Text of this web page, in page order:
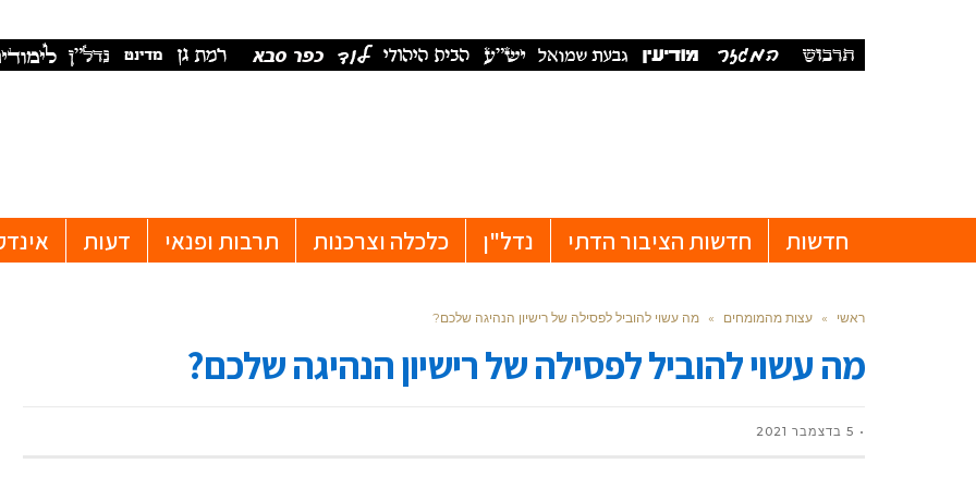
חדשות חדשות הציבור הדתי נדל"ן כלכלה וצרכנות תרבות ופנאי דעות
ראשי » עצות מהמומחים » מה עשוי להוביל לפסילה של רישיון הנהיגה שלכם?
מה עשוי להוביל לפסילה של רישיון הנהיגה שלכם?
5 בדצמבר 2021